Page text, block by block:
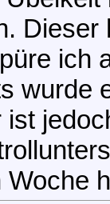
ich
wurde
Woche